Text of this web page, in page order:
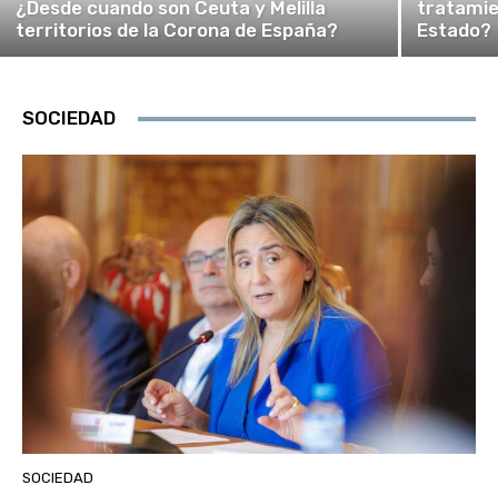
¿Desde cuando son Ceuta y Melilla
territorios de la Corona de España?
Estado?
SOCIEDAD
SOCIEDAD